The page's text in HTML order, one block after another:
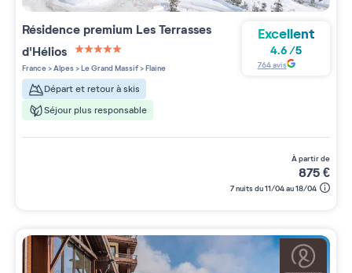
Résidence premium Les Terrasses
d'Hélios
5 étoiles sur 5
France>Alpes>Le Grand Massif>Flaine
Départ et retour à skis
Séjour plus responsable
Excellent
4.6/5
764avis
à partir de
875€
7 nuits du 11/04 au 18/04